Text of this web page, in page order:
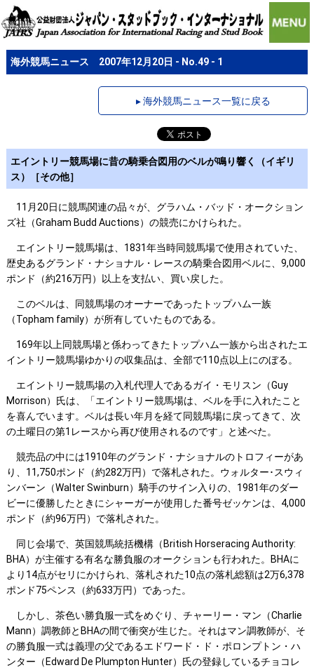
海外競馬ニュース 2007年12月20日 - No.49 - 1
▸ 海外競馬ニュース一覧に戻る
エイントリー競馬場に昔の騎乗合図用のベルが鳴り響く（イギリ
ス）［その他］
11月20日に競馬関連の品々が、グラハム・バッド・オークション
ズ社（Graham Budd Auctions）の競売にかけられた。
エイントリー競馬場は、1831年当時同競馬場で使用されていた、
歴史あるグランド・ナショナル・レースの騎乗合図用ベルに、9,000
ポンド（約216万円）以上を支払い、買い戻した。
このベルは、同競馬場のオーナーであったトップハム一族
（Topham family）が所有していたものである。
169年以上同競馬場と係わってきたトップハム一族から出されたエ
イントリー競馬場ゆかりの収集品は、全部で110点以上にのぼる。
エイントリー競馬場の入札代理人であるガイ・モリスン（Guy
Morrison）氏は、「エイントリー競馬場は、ベルを手に入れたこと
を喜んでいます。ベルは長い年月を経て同競馬場に戻ってきて、次
の土曜日の第1レースから再び使用されるのです」と述べた。
競売品の中には1910年のグランド・ナショナルのトロフィーがあ
り、11,750ポンド（約282万円）で落札された。ウォルター･スウィ
ンバーン（Walter Swinburn）騎手のサイン入りの、1981年のダー
ビーに優勝したときにシャーガーが使用した番号ゼッケンは、4,000
ポンド（約96万円）で落札された。
同じ会場で、英国競馬統括機構（British Horseracing Authority:
BHA）が主催する有名な勝負服のオークションも行われた。BHAに
より14点がセリにかけられ、落札された10点の落札総額は2万6,378
ポンド75ペンス（約633万円）であった。
しかし、茶色い勝負服一式をめぐり、チャーリー・マン（Charlie
Mann）調教師とBHAの間で衝突が生じた。それはマン調教師が、そ
の勝負服一式は義理の父であるエドワード・ド・ポロンプトン・ハ
ンター（Edward De Plumpton Hunter）氏の登録しているチョコレ